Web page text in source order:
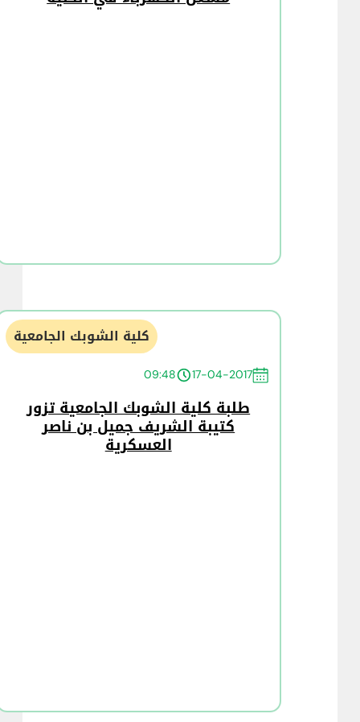
كلية الشوبك الجامعية
17-04-2017
09:48
طلبة كلية الشوبك الجامعية تزور
كتيبة الشريف جميل بن ناصر
العسكرية